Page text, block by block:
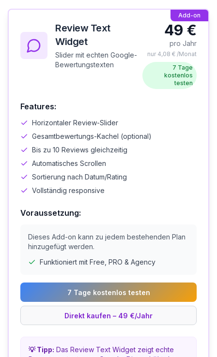
Add-on
Review Text
Widget
Slider mit echten Google-
Bewertungstexten
49 €
pro Jahr
nur 4,08 € /Monat
7 Tage
kostenlos
testen
Features:
Horizontaler Review-Slider
Gesamtbewertungs-Kachel (optional)
Bis zu 10 Reviews gleichzeitig
Automatisches Scrollen
Sortierung nach Datum/Rating
Vollständig responsive
Voraussetzung:
Dieses Add-on kann zu jedem bestehenden Plan
hinzugefügt werden.
Funktioniert mit Free, PRO & Agency
7 Tage kostenlos testen
Direkt kaufen – 49 €/Jahr
💡 Tipp: Das Review Text Widget zeigt echte